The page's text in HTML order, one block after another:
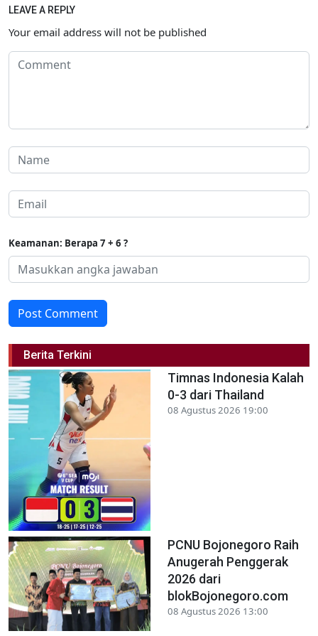
LEAVE A REPLY
Your email address will not be published
Keamanan: Berapa 7 + 6 ?
Post Comment
Berita Terkini
Timnas Indonesia Kalah
0-3 dari Thailand
08 Agustus 2026 19:00
PCNU Bojonegoro Raih
Anugerah Penggerak
2026 dari
blokBojonegoro.com
08 Agustus 2026 13:00